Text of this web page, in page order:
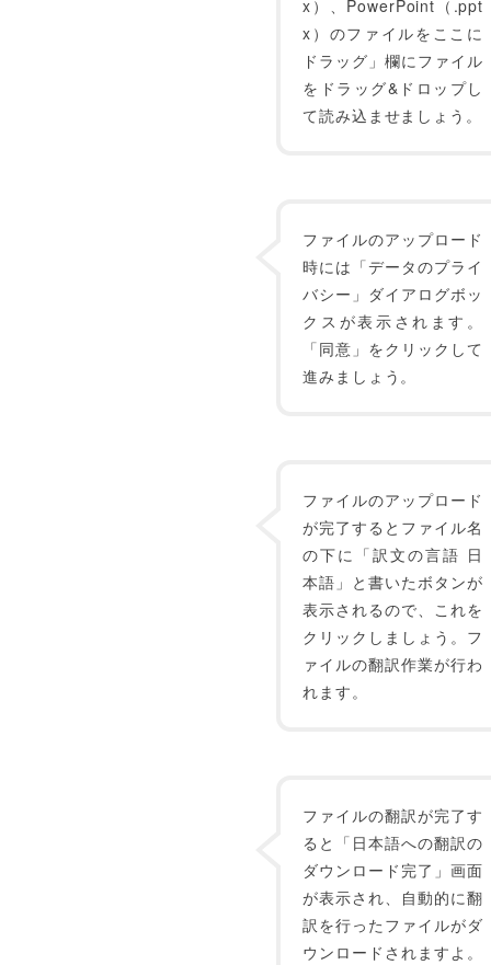
x）、PowerPoint（.ppt
x）のファイルをここに
ドラッグ」欄にファイル
をドラッグ&ドロップし
て読み込ませましょう。
ファイルのアップロード
時には「データのプライ
バシー」ダイアログボッ
クスが表示されます。
「同意」をクリックして
進みましょう。
ファイルのアップロード
が完了するとファイル名
の下に「訳文の言語 日
本語」と書いたボタンが
表示されるので、これを
クリックしましょう。フ
ァイルの翻訳作業が行わ
れます。
ファイルの翻訳が完了す
ると「日本語への翻訳の
ダウンロード完了」画面
が表示され、自動的に翻
訳を行ったファイルがダ
ウンロードされますよ。